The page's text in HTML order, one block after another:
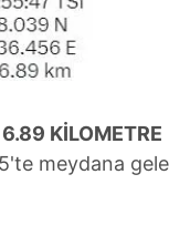
KİLOMETRE
meydana